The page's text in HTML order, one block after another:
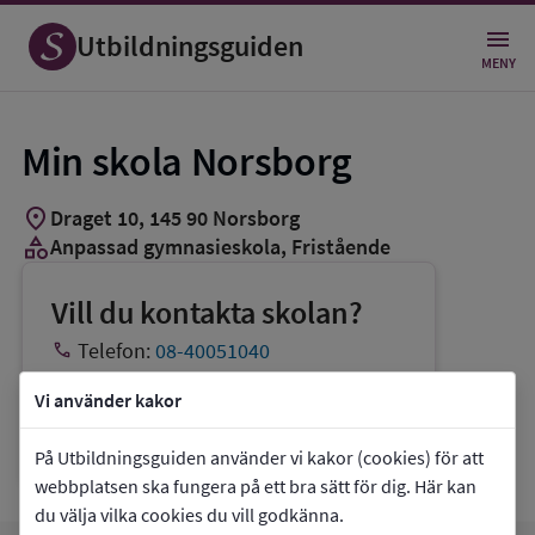
Vi använder kakor
På Utbildningsguiden använder vi kakor (cookies) för att
webbplatsen ska fungera på ett bra sätt för dig. Här kan
du välja vilka cookies du vill godkänna.
Utbildningsguiden MENY
Min skola Norsborg
location_on Draget 10, 14590 Norsborg
categoryAnpassad gymnasieskola, Fristående
Vill du kontakta skolan?
phone Telefon: 08-40051040
mail E-post:birgitta.krantz@min-skola.se
linkWebbplats:Min skola Norsborg